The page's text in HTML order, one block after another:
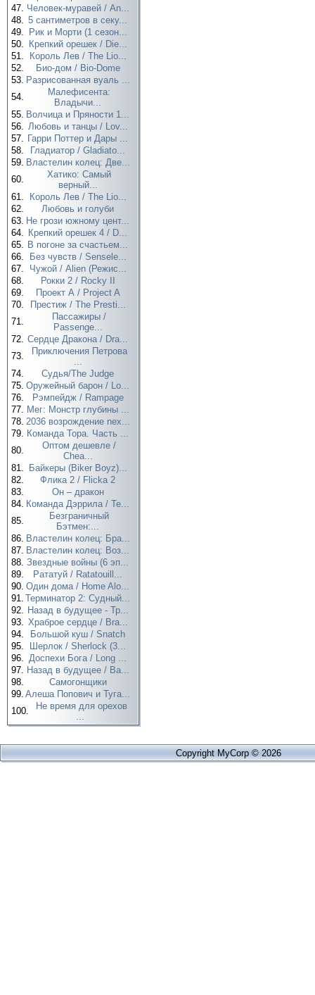
47. Человек-муравей / An...
48. 5 сантиметров в секу...
49.
Рик и Морти (1 сезон...
50.
Крепкий орешек / Die...
51.
Король Лев / The Lio...
52.
Био-дом / Bio-Dome
53. Разрисованная вуаль ...
54.
Малефисента:
Владычи...
55. Волчица и Пряности 1...
56. Любовь и танцы / Lov...
57. Гарри Поттер и Дары ...
58.
Гладиатор / Gladiato...
59. Властелин колец: Две...
60.
Хатико: Самый
верный...
61.
Король Лев / The Lio...
62.
Любовь и голуби
63. Не грози южному цент...
64. Крепкий орешек 4 / D...
65. В погоне за счастьем...
66.
Без чувств / Sensele...
67.
Чужой / Alien (Режис...
68.
Рокки 2 / Rocky II
69.
Проект А / Project A
70.
Престиж / The Presti...
71.
Пассажиры /
Passenge...
72. Сердце Дракона / Dra...
73.
Приключения Петрова
...
74.
Судья/The Judge
75. Оружейный барон / Lo...
76.
Рэмпейдж / Rampage
77. Мег: Монстр глубины ...
78. 2036 возрождение nex...
79. Команда Тора. Часть ...
80.
Оптом дешевле /
Chea...
81.
Байкеры (Biker Boyz)...
82.
Флика 2 / Flicka 2
83.
Он – дракон
84. Команда Дэррила / Te...
85.
Безграничный
Бэтмен:...
86. Властелин колец: Бра...
87. Властелин колец: Воз...
88. Звездные войны (6 эп...
89.
Рататуй / Ratatouill...
90. Один дома / Home Alo...
91. Терминатор 2: Судный...
92. Назад в будущее - Тр...
93. Храброе сердце / Bra...
94.
Большой куш / Snatch
95.
Шерлок / Sherlock (3...
96. Доспехи Бога / Long ...
97. Назад в будущее / Ba...
98.
Самогонщики
99. Алеша Попович и Туга...
100.
Не время для орехов
...
Copyright MyCorp © 2026